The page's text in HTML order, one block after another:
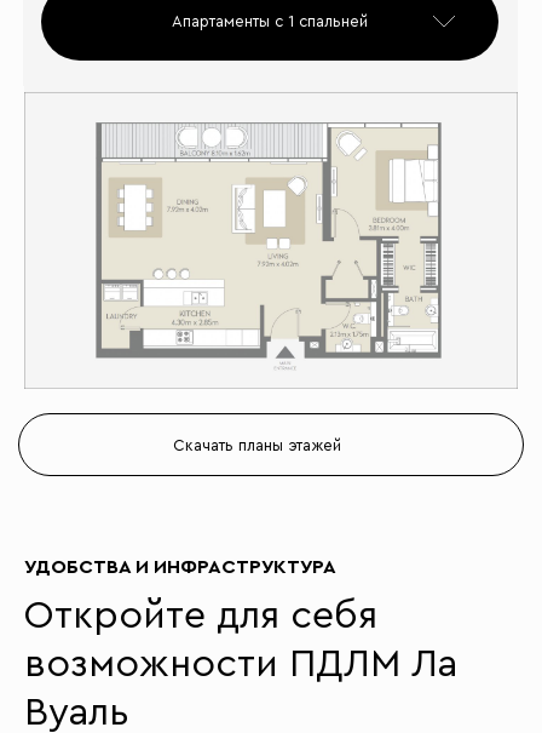
Апартаменты с 1 спальней
Скачать планы этажей
УДОБСТВА И ИНФРАСТРУКТУРА
Откройте для себя
возможности ПДЛМ Ла
Вуаль